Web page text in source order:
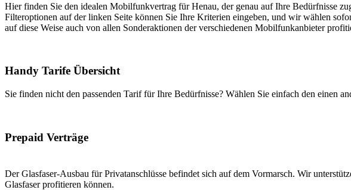
Hier finden Sie den idealen Mobilfunkvertrag für Henau, der genau auf Ihre Bedürfnisse
Filteroptionen auf der linken Seite können Sie Ihre Kriterien eingeben, und wir wählen
auf diese Weise auch von allen Sonderaktionen der verschiedenen Mobilfunkanbieter
Handy Tarife Übersicht
Sie finden nicht den passenden Tarif für Ihre Bedürfnisse? Wählen Sie einfach den einen
Prepaid Verträge
Der Glasfaser-Ausbau für Privatanschlüsse befindet sich auf dem Vormarsch. Wir
Glasfaser profitieren können.